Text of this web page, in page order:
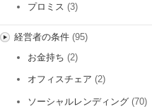
プロミス (3)
経営者の条件(95)
お金持ち (2)
オフィスチェア (2)
ソーシャルレンディング (70)